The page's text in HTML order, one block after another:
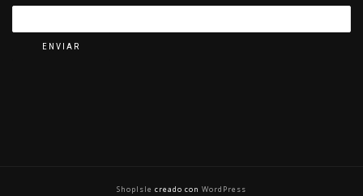
ENVIAR
ShopIsle creado con WordPress